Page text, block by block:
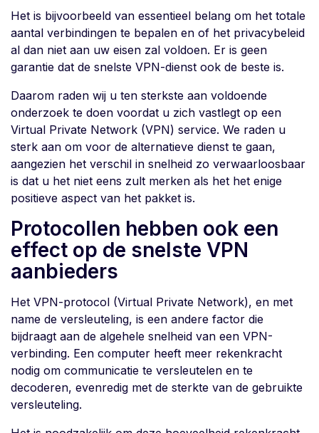
Het is bijvoorbeeld van essentieel belang om het totale
aantal verbindingen te bepalen en of het privacybeleid
al dan niet aan uw eisen zal voldoen. Er is geen
garantie dat de snelste VPN-dienst ook de beste is.
Daarom raden wij u ten sterkste aan voldoende
onderzoek te doen voordat u zich vastlegt op een
Virtual Private Network (VPN) service. We raden u
sterk aan om voor de alternatieve dienst te gaan,
aangezien het verschil in snelheid zo verwaarloosbaar
is dat u het niet eens zult merken als het het enige
positieve aspect van het pakket is.
Protocollen hebben ook een
effect op de snelste VPN
aanbieders
Het VPN-protocol (Virtual Private Network), en met
name de versleuteling, is een andere factor die
bijdraagt aan de algehele snelheid van een VPN-
verbinding. Een computer heeft meer rekenkracht
nodig om communicatie te versleutelen en te
decoderen, evenredig met de sterkte van de gebruikte
versleuteling.